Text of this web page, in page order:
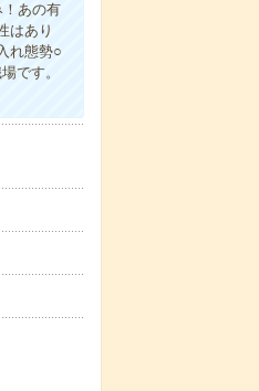
あの有
はあり
れ態勢○
です。